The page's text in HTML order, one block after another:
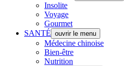
Insolite
Voyage
Gourmet
SANTÉ ouvrir le menu
Médecine chinoise
Bien-être
Nutrition